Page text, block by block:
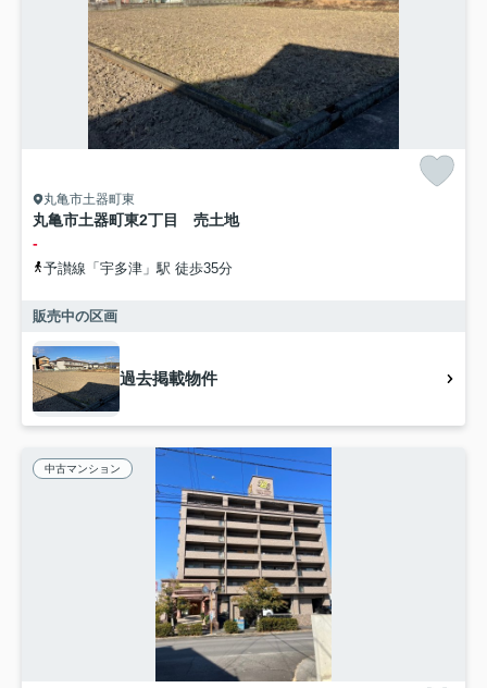
丸亀市土器町東
丸亀市土器町東2丁目 売土地
-
予讃線「宇多津」駅 徒歩35分
販売中の区画
過去掲載物件
中古マンション